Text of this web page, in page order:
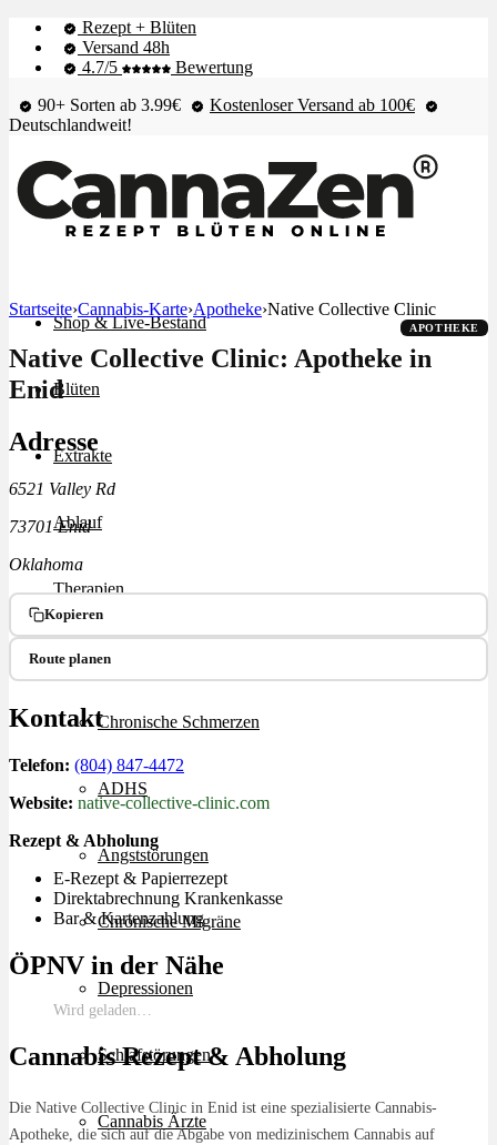
Rezept + Blüten
Versand 48h
4.7/5
Bewertung
90+ Sorten ab 3.99€
Kostenloser Versand ab 100€
Deutschlandweit!
Shop & Live-Bestand
Blüten
Extrakte
Ablauf
Therapien
Alle Krankheiten
Chronische Schmerzen
ADHS
Angststörungen
Chronische Migräne
Depressionen
Schlafstörungen
Cannabis Ärzte
Startseite›Cannabis-Karte›Apotheke›Native Collective Clinic
APOTHEKE
Native Collective Clinic: Apotheke in
Enid
Adresse
6521 Valley Rd
73701 Enid
Oklahoma
Kopieren
Route planen
Kontakt
Telefon: (804) 847-4472
Website: native-collective-clinic.com
Rezept & Abholung
E-Rezept & Papierrezept
Direktabrechnung Krankenkasse
Bar & Kartenzahlung
ÖPNV in der Nähe
Wird geladen…
Cannabis Rezept & Abholung
Die Native Collective Clinic in Enid ist eine spezialisierte Cannabis-
Apotheke, die sich auf die Abgabe von medizinischem Cannabis auf